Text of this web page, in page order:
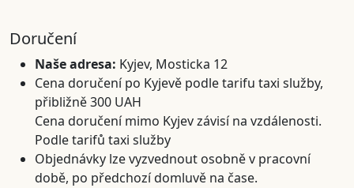
Doručení
Naše adresa: Kyjev, Mosticka 12
Cena doručení po Kyjevě podle tarifu taxi služby,
přibližně 300 UAH
Cena doručení mimo Kyjev závisí na vzdálenosti.
Podle tarifů taxi služby
Objednávky lze vyzvednout osobně v pracovní
době, po předchozí domluvě na čase.